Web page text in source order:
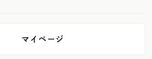
マイページ